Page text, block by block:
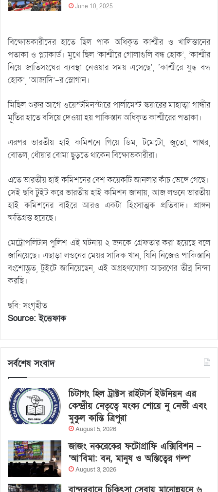
June 10, 2025
বিক্ষোভকারীদের হাতে ছিল পাক অধিকৃত কাশ্মীর ও খালিস্তানের
পতাকা ও প্ল্যাকার্ড। মুখে ছিল ‘কাশ্মীরে গোলাগুলি বন্ধ হোক’, ‘কাশ্মীর
নিয়ে জাতিসংঘের ব্যবস্থা নেওয়ার সময় এসেছে’, ‘কাশ্মীরে যুদ্ধ বন্ধ
হোক’, ‘আজাদি’-র স্লোগান।
মিছিল শুরুর আগে ওয়েস্টমিনস্টারে পার্লামেন্ট স্কয়ারের মাহাত্মা গান্ধীর
মূর্তির হাতে বসিয়ে দেওয়া হয় পাকিস্তান অধিকৃত কাশ্মীরের পতাকা।
এরপর ভারতীয় হাই কমিশনে গিয়ে ডিম, টমেটো, জুতো, পাথর,
বোতল, ধোঁয়ার বোমা ছুড়তে থাকেন বিক্ষোভকারীরা।
এতে ভারতীয় হাই কমিশনের বেশ কয়েকটি জানলার কাঁচ ভেঙ্গে গেছে।
সেই ছবি টুইট করে ভারতীয় হাই কমিশন জানায়, আজ লন্ডনে ভারতীয়
হাই কমিশনের বাইরে আরও একটা হিংসাত্মক প্রতিবাদ। প্রাঙ্গন
ক্ষতিগ্রস্ত হয়েছে।
মেট্রোপলিটান পুলিশ এই ঘটনায় ২ জনকে গ্রেফতার করা হয়েছে বলে
জানিয়েছে। এছাড়া লন্ডনের মেয়র সাদিক খান, যিনি নিজেও পাকিস্তানি
বংশোদ্ভুত, টুইটে জানিয়েছেন, এই অগ্রহণযোগ্য আচরণের তীব্র নিন্দা
করছি।
ছবি: সংগৃহীত
Source: ইত্তেফাক
সর্বশেষ সংবাদ
চিটাগং হিল ট্রাক্টস রাইটার্স ইউনিয়ন এর
কেন্দ্রীয় নেতৃত্বে মংক্য শোয়ে নু নেভী এবং
মুকুল কান্তি ত্রিপুরা
August 5, 2026
জাজং নকরেকের ফটোগ্রাফি এক্সিবিশন –
‘আ’বিমা: বন, মানুষ ও অস্তিত্বের গল্প’
August 3, 2026